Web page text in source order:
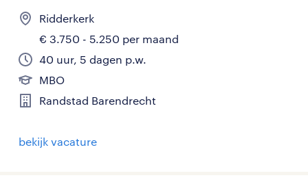
Ridderkerk
€ 3.750 - 5.250 per maand
40 uur, 5 dagen p.w.
MBO
Randstad Barendrecht
bekijk vacature